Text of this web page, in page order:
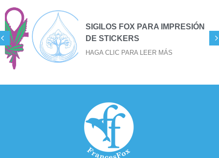
SIGILOS FOX PARA IMPRESIÓN
DE STICKERS
HAGA CLIC PARA LEER MÁS